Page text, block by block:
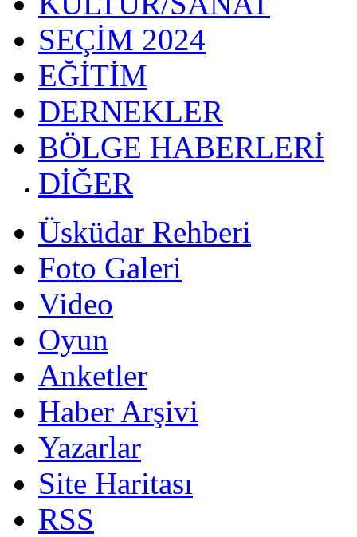
SEÇİM 2024
EĞİTİM
DERNEKLER
BÖLGE HABERLERİ
DİĞER
Üsküdar Rehberi
Foto Galeri
Video
Oyun
Anketler
Haber Arşivi
Yazarlar
Site Haritası
RSS